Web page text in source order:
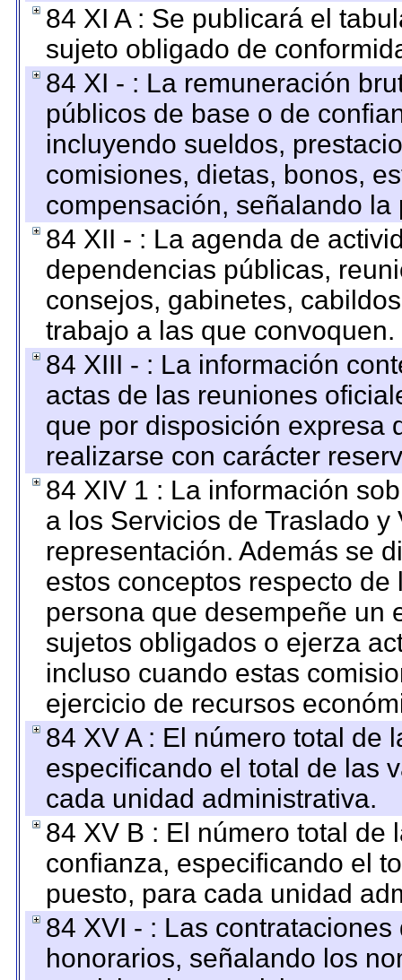
84 XI A : Se publicará el
sujeto obligado de
84 XI - : La remuneración
públicos de base o de
incluyendo sueldos,
comisiones, dietas, bonos,
compensación, señalando
84 XII - : La agenda de
dependencias públicas,
consejos, gabinetes,
trabajo a las que convoquen.
84 XIII - : La información
actas de las reuniones
que por disposición expresa
realizarse con carácter
84 XIV 1 : La información
a los Servicios de Traslado
representación. Además se
estos conceptos respecto
persona que desempeñe un
sujetos obligados o ejerza
incluso cuando estas
ejercicio de recursos
84 XV A : El número total de
especificando el total de las
cada unidad administrativa.
84 XV B : El número total de
confianza, especificando el
puesto, para cada unidad
84 XVI - : Las
honorarios, señalando los